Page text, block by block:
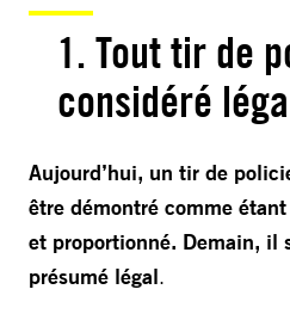
1. Tout tir de
considéré
Aujourd’hui, un tir de
être démontré comme
et proportionné. Demain, il
présumé légal.